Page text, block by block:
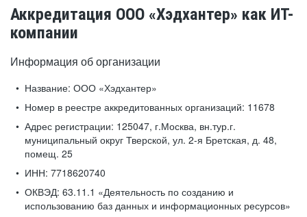
Аккредитация ООО «Хэдхантер» как ИТ-
компании
Информация об организации
Название: ООО «Хэдхантер»
Номер в реестре аккредитованных организаций: 11678
Адрес регистрации: 125047, г.Москва, вн.тур.г.
муниципальный округ Тверской, ул. 2-я Бретская, д. 48,
помещ. 25
ИНН: 7718620740
ОКВЭД: 63.11.1 «Деятельность по созданию и
использованию баз данных и информационных ресурсов»